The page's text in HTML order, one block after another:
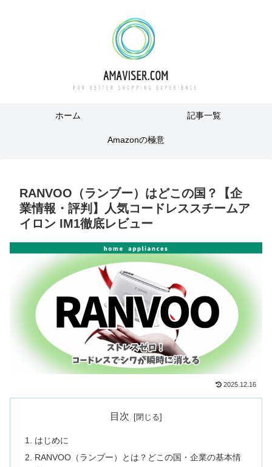
ホーム 記事一覧
Amazonの極意
RANVOO（ランブー）はどこの国？【企
業情報・評判】人気コードレススチームア
イロン IM1徹底レビュー
2025.12.16
目次
はじめに
RANVOO（ランブー）とは？どこの国・企業の基本情